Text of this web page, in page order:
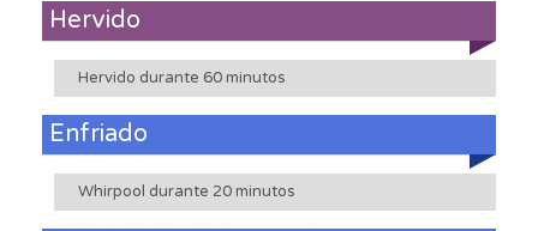
Hervido
Hervido durante 60 minutos
Enfriado
Whirpool durante 20 minutos